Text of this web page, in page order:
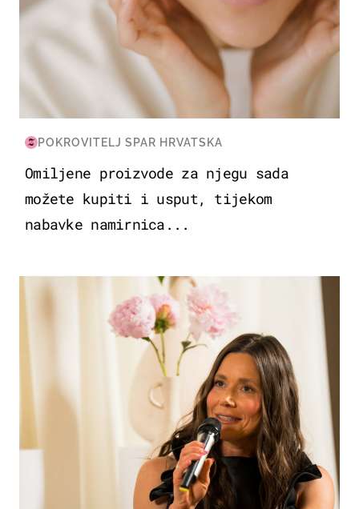
POKROVITELJ SPAR HRVATSKA
Omiljene proizvode za njegu sada
možete kupiti i usput, tijekom
nabavke namirnica...
MODA & LJEPOTA